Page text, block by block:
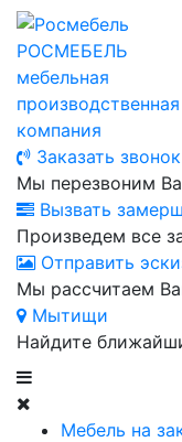
РОСМЕБЕЛЬ
мебельная
производственная
компания
Заказать звонок
Мы перезвоним
Вызвать
Произведем все
Отправить
Мы рассчитаем
Мытищи
Найдите
Мебель на